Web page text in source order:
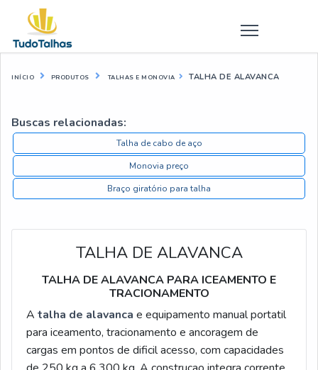
INÍCIO PRODUTOS TALHAS E MONOVIA TALHA DE ALAVANCA
Buscas relacionadas:
Talha de cabo de aço
Monovia preço
Braço giratório para talha
TALHA DE ALAVANCA
TALHA DE ALAVANCA PARA ICEAMENTO E
TRACIONAMENTO
A talha de alavanca e equipamento manual portatil
para iceamento, tracionamento e ancoragem de
cargas em pontos de dificil acesso, com capacidades